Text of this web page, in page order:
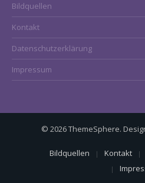
Bildquellen
Kontakt
Datenschutzerklärung
Impressum
© 2026 ThemeSphere.
Bildquellen Kontakt